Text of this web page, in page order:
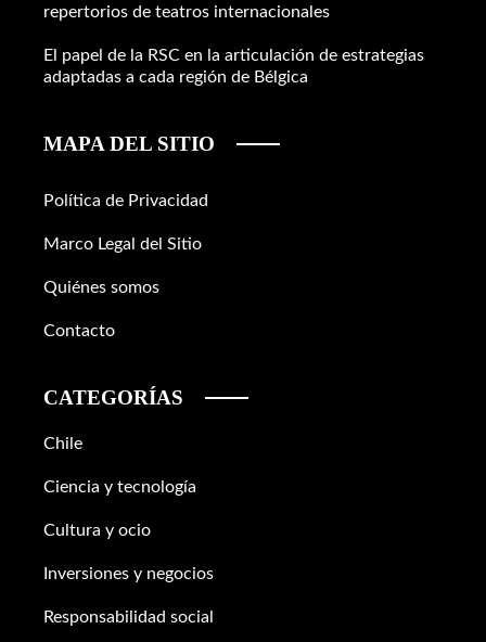
repertorios de teatros internacionales
El papel de la RSC en la articulación de estrategias
adaptadas a cada región de Bélgica
MAPA DEL SITIO
Política de Privacidad
Marco Legal del Sitio
Quiénes somos
Contacto
CATEGORÍAS
Chile
Ciencia y tecnología
Cultura y ocio
Inversiones y negocios
Responsabilidad social